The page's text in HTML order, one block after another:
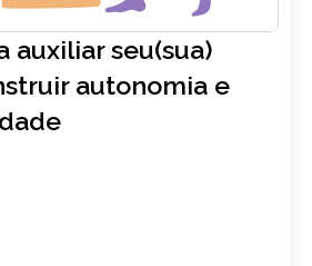
auxiliar seu(sua)
autonomia e